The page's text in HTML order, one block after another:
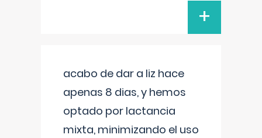
+
acabo de dar a liz hace
apenas 8 dias, y hemos
optado por lactancia
mixta, minimizando el uso